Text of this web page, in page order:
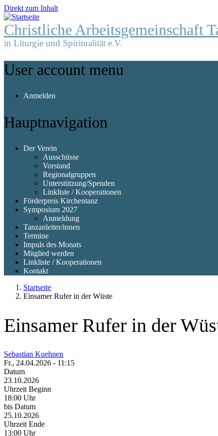
Direkt zum Inhalt
Christliche Arbeitsgemeinschaft
in Liturgie und Spiritualität e.V.
User account menu
Anmelden
Hauptnavigation
Der Verein
Ausschüsse
Vorstand
Regionalgruppen
Unterstützung/Spenden
Linkliste / Kooperationen
Förderpreis Kirchentanz
Symposium 2027
Anmeldung
Tanzanleiter/innen
Termine
Impuls des Monats
Mitglied werden
Linkliste / Kooperationen
Kontakt
Startseite
Einsamer Rufer in der Wüste
Einsamer Rufer in der
Sebastian Kuehnen
Fr., 24.04.2026 - 11:15
Datum
23.10.2026
Uhrzeit Beginn
18:00 Uhr
bis Datum
25.10.2026
Uhrzeit Ende
13:00 Uhr